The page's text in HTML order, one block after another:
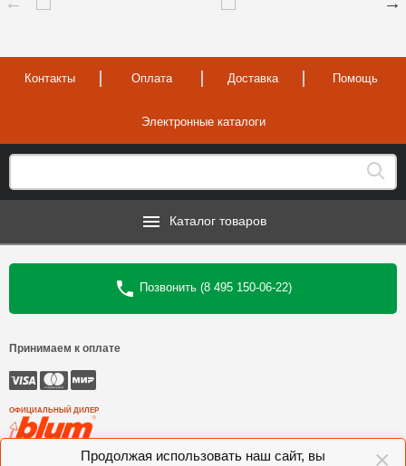
Продолжая использовать наш сайт, вы
Контакты Оплата Доставка Помощь
Электронные каталоги
Каталог товаров
Позвонить (8 495 150-06-22)
Принимаем к оплате
ОФИЦИАЛЬНЫЙ ДИЛЕР
Интеркомплект, 2006—2026